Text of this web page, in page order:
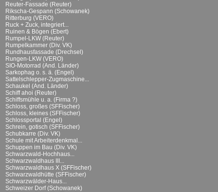
Reuter-Fassade (Reuter)
Rikscha-Gespann (Schowanek)
Ritterburg (VERO)
Ruck + Zuck, integriert...
Ruinen & Bögen (Ebert)
Rumpel-LKW (Reuter)
Rumpelkammer (Div. VK)
Rundhausfassade (Drechsel)
Rungen-LKW (VERO)
SIO-Motorrad (And. Länder)
Sarkophag o. s. ä. (Engel)
Sattelschlepper-Zugmaschine...
Schaukel (And. Länder)
Schiff ahoi (Reuter)
Schiffsmühle u. a. (Firma ?)
Schloss, großes (SFFischer)
Schloss, kleines (SFFischer)
Schlossportal (Engel)
Schrein, gotisch (SFFischer)
Schubkarre (Div. VK)
Schule mit Arbeiterdenkmal...
Schuppen im Bau (Div. VK)
Schwarzwald-Hochhaus...
Schwarzwaldhaus III...
Schwarzwaldhaus X (SFFischer)
Schwarzwaldhütte (SFFischer)
Schwarzwälder-Haus...
Schweizer Dorf (Schowanek)